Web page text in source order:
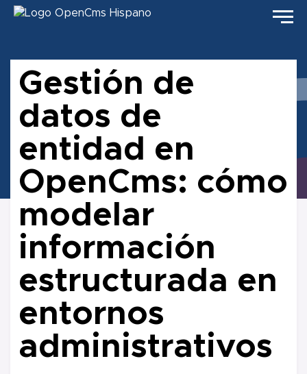
Gestión de
datos de
entidad en
OpenCms: cómo
modelar
información
estructurada en
entornos
administrativos